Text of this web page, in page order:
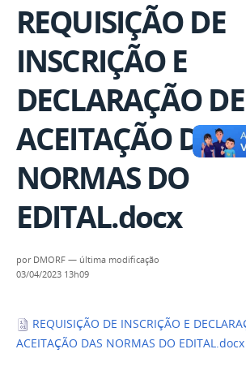
REQUISIÇÃO DE
INSCRIÇÃO E
DECLARAÇÃO DE
ACEITAÇÃO DAS
NORMAS DO
EDITAL.docx
por DMORF — última modificação
03/04/2023 13h09
REQUISIÇÃO DE INSCRIÇÃO E
ACEITAÇÃO DAS NORMAS DO EDITAL.docx